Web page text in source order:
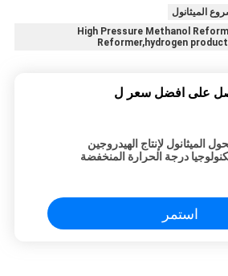
الميثانول
High Pressure Methanol
Reformer,hydrogen
على افضل سعر ل
الميثانول لإنتاج الهيدروجين
درجة الحرارة المنخفضة
استمر